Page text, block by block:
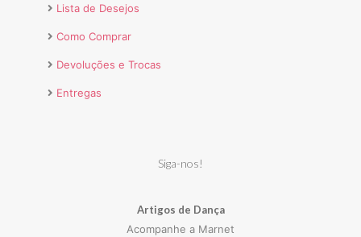
Lista de Desejos
Como Comprar
Devoluções e Trocas
Entregas
Siga-nos!
Artigos de Dança
Acompanhe a Marnet